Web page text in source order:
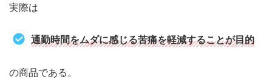
実際は
通勤時間をムダに感じる苦痛を軽減することが目的
の商品である。